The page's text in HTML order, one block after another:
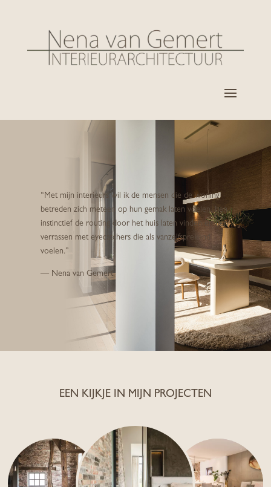
“Met mijn interieurs wil ik de mensen die de woning
betreden zich meteen op hun gemak laten voelen, hen
instinctief de routing door het huis laten vinden en hen
verrassen met eyecatchers die als vanzelfsprekend
voelen.”
— Nena van Gemert
EEN KIJKJE IN MIJN PROJECTEN